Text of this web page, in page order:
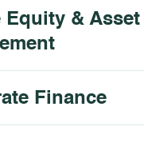
Equity & Asset
Finance